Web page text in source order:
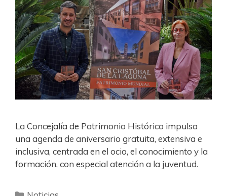
La Concejalía de Patrimonio Histórico impulsa
una agenda de aniversario gratuita, extensiva e
inclusiva, centrada en el ocio, el conocimiento y la
formación, con especial atención a la juventud.